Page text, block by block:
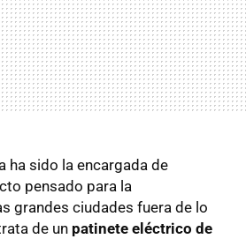
ha sido la encargada de
pensado para la
grandes ciudades fuera de lo
de un patinete eléctrico de